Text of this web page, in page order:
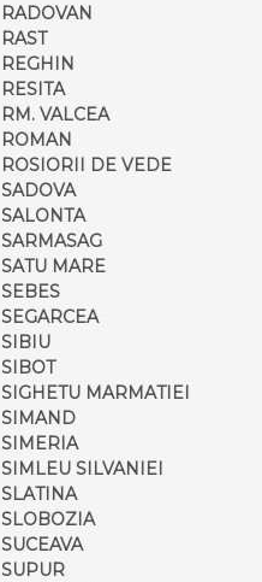
RADOVAN
RAST
REGHIN
RESITA
RM. VALCEA
ROMAN
ROSIORII DE VEDE
SADOVA
SALONTA
SARMASAG
SATU MARE
SEBES
SEGARCEA
SIBIU
SIBOT
SIGHETU MARMATIEI
SIMAND
SIMERIA
SIMLEU SILVANIEI
SLATINA
SLOBOZIA
SUCEAVA
SUPUR